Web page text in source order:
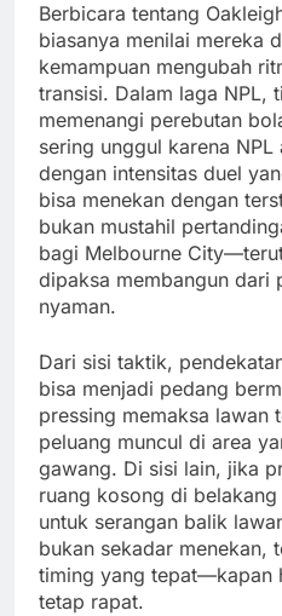
Berbicara tentang
biasanya menilai mereka
kemampuan mengubah
transisi. Dalam laga NPL,
memenangi perebutan
sering unggul karena
dengan intensitas duel
bisa menekan dengan
bukan mustahil
bagi Melbourne
dipaksa membangun dari
nyaman.
Dari sisi taktik,
bisa menjadi pedang
pressing memaksa lawan
peluang muncul di area
gawang. Di sisi lain, jika
ruang kosong di
untuk serangan balik
bukan sekadar menekan,
timing yang tepat—kapan
tetap rapat.